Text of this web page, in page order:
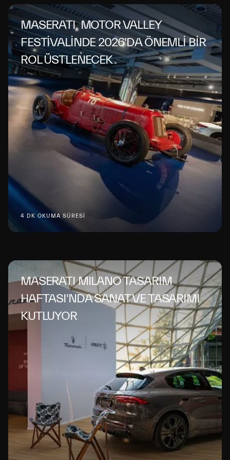
MASERATI, MOTOR VALLEY
FESTİVALİNDE 2026'DA ÖNEMLİ BİR
ROL ÜSTLENECEK
4 DK OKUMA SÜRESİ
MASERATI MILANO TASARIM
HAFTASI'NDA SANAT VE TASARIMI
KUTLUYOR